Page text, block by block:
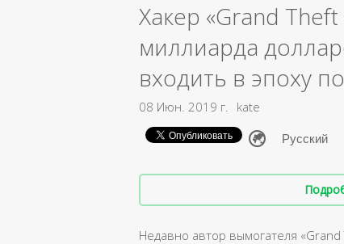
Хакер «Grand
миллиарда
входить в эпоху
08 Июн. 2019 г. kate
Недавно автор вымогателя